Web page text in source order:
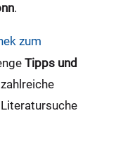
.
zum
Tipps und